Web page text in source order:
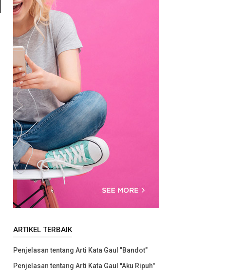
ARTIKEL TERBAIK
Penjelasan tentang Arti Kata Gaul "Bandot"
Penjelasan tentang Arti Kata Gaul "Aku Ripuh"